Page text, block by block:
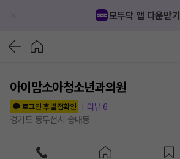
모두닥 앱 다운받기
아이맘소아청소년과의원
로그인 후 별점확인
리뷰 6
경기도 동두천시 송내동